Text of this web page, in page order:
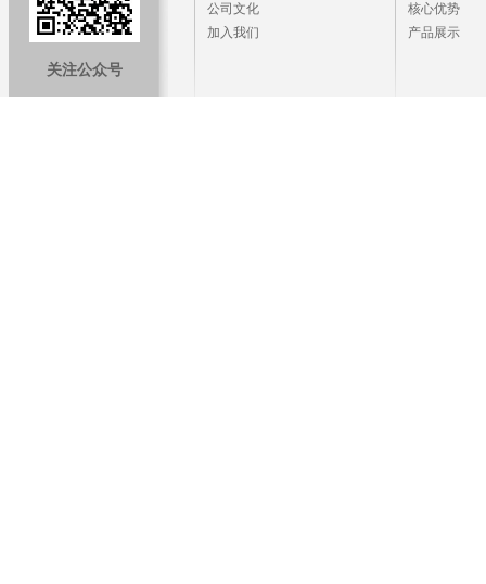
关注公众号
公司文化
加入我们
核心优势
产品展示